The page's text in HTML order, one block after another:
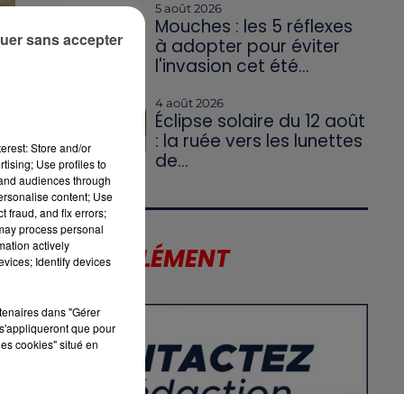
5 août 2026
Mouches : les 5 réflexes
à adopter pour éviter
l'invasion cet été...
4 août 2026
Éclipse solaire du 12 août
: la ruée vers les lunettes
de...
LE SUPPLÉMENT
Store and/or
Use profiles to
audiences through
content; Use
fraud, and fix errors;
process personal
actively
Identify devices
dans "Gérer
que pour
cookies" situé en
sans accepter